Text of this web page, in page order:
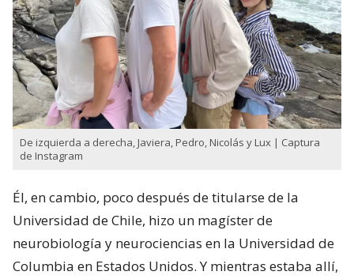
De izquierda a derecha, Javiera, Pedro, Nicolás y Lux | Captura
de Instagram
Él, en cambio, poco después de titularse de la
Universidad de Chile, hizo un magíster de
neurobiología y neurociencias en la Universidad de
Columbia en Estados Unidos. Y mientras estaba allí,